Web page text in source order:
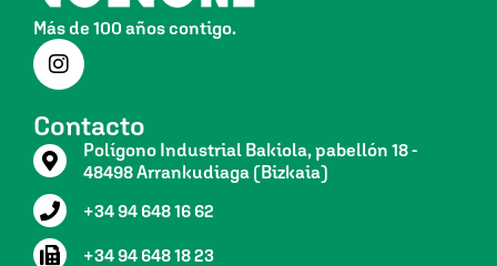
Más de 100 años contigo.
Contacto
Polígono Industrial Bakiola, pabellón 18 -
48498 Arrankudiaga (Bizkaia)
+34 94 648 16 62
+34 94 648 18 23